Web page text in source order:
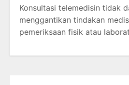
Konsultasi telemedisin tidak
menggantikan tindakan
pemeriksaan fisik atau